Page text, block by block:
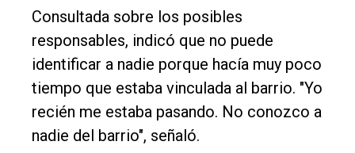
Consultada sobre los posibles
responsables, indicó que no puede
identificar a nadie porque hacía muy poco
tiempo que estaba vinculada al barrio. "Yo
recién me estaba pasando. No conozco a
nadie del barrio", señaló.